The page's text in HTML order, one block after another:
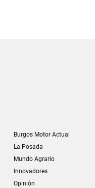
Burgos Motor Actual
La Posada
Mundo Agrario
Innovadores
Opinión